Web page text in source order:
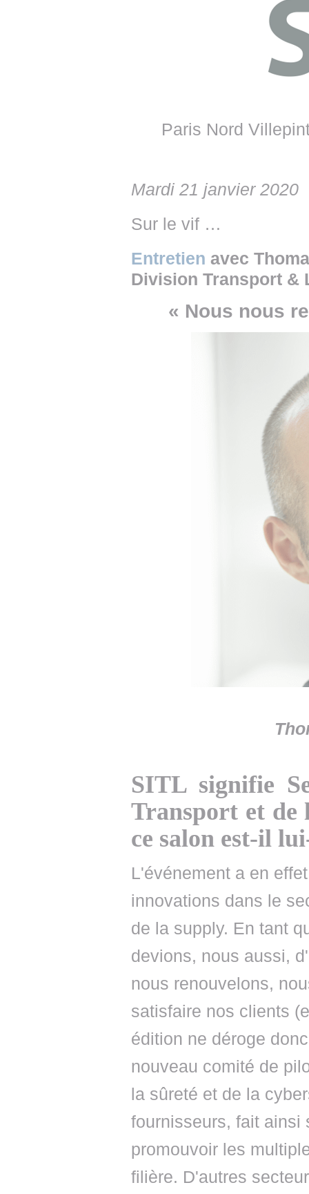
•
•
•
Paris Nord
Mardi 21 janvier 2020
Sur le vif …
Entretien avec
Division Transport &
« Nous nous
SITL signifie
Transport et de
ce salon est-il
L'événement a en
innovations dans le
de la supply. En tant
devions, nous aussi,
nous renouvelons,
satisfaire nos clients
édition ne déroge
nouveau comité de
la sûreté et de la
fournisseurs, fait ainsi
promouvoir les
filière. D'autres